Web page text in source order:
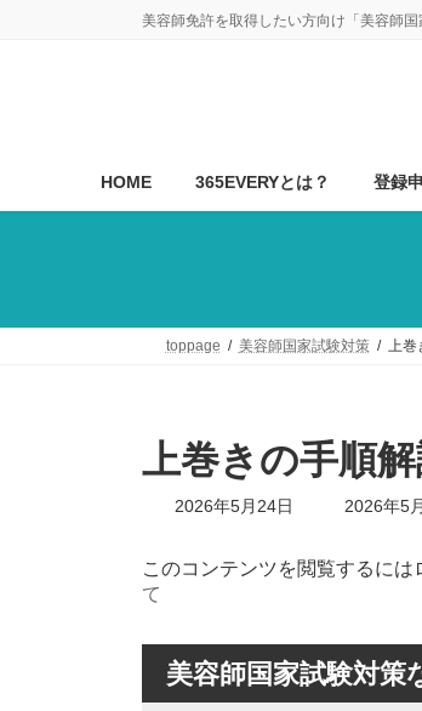
ッ
移
美容師免許を取得したい方向け「美容師
HOME 365EVERYとは？ 登録
toppage 美容師国家試験対策 上
上巻きの手順
2026年5月24日
最
新
2026年5
このコンテンツを閲覧するに
て
美容師国家試験対策